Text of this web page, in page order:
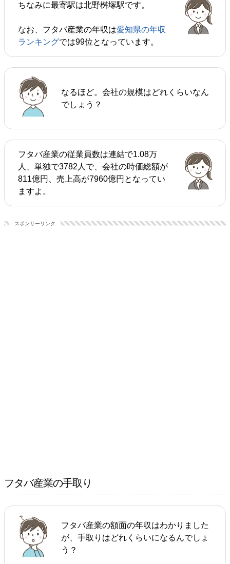
ちなみに最寄駅は北野桝塚駅です。
なお、フタバ産業の年収は愛知県の年収
ランキングでは99位となっています。
なるほど。会社の規模はどれくらいなん
でしょう？
フタバ産業の従業員数は連結で1.08万
人、単独で3782人で、会社の時価総額が
811億円、売上高が7960億円となってい
ますよ。
スポンサーリンク
フタバ産業の手取り
フタバ産業の額面の年収はわかりました
が、手取りはどれくらいになるんでしょ
う？